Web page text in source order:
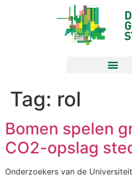
Tag: rol
Bomen spelen
CO2-opslag
Onderzoekers van de